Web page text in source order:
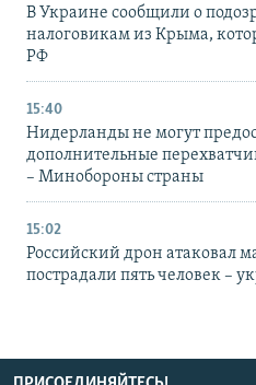
В Украине сообщили о
налоговикам из Крыма,
РФ
15:40
Нидерланды не могут
дополнительные
– Минобороны страны
15:02
Российский дрон атаковал
пострадали пять человек –